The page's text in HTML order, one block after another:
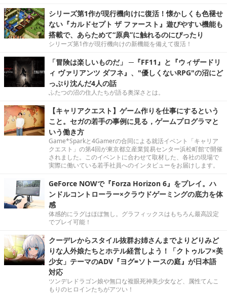
シリーズ第1作が現行機向けに復活！懐かしくも色褪せ
ない『カルドセプト ザ ファースト』遊びやすい機能も
搭載で、あらためて“原典”に触れるのにぴったり
シリーズ第1作が現行機向けの新機能を備えて復活！
「冒険は楽しいものだ」 ─『FF11』と『ウィザードリ
ィ ヴァリアンツ ダフネ』、"優しくないRPG"の沼にど
っぷり沈んだ4人の話
ふたつの沼の住人たちが語る奥深さとは。
【キャリアクエスト】ゲーム作りを仕事にするという
こと。セガの若手の事例に見る，ゲームプログラマと
いう働き方
Game*Sparkと4Gamerの合同による就活イベント「キャリア
クエスト」の第4回が東京都立産業貿易センター浜松町館で開催
されました。このイベントに合わせて取材した、各社の現場で
実際に働いている若手社員へのインタビューをお届けします。
GeForce NOWで『Forza Horizon 6』をプレイ。ハ
ンドルコントローラー×クラウドゲーミングの底力を体
感
体感的にラグはほぼ無し。グラフィックスはもちろん最高設定
でプレイ可能！
クーデレからスタイル抜群お姉さんまでよりどりみど
りな人外娘たちとホテル経営しよう！「クトゥルフ×美
少女」テーマのADV『ヨグ=ソトースの庭』が日本語
対応
ツンデレドラゴン娘や無口な複眼死神美少女など、属性てんこ
もりのヒロインたちがアツい！